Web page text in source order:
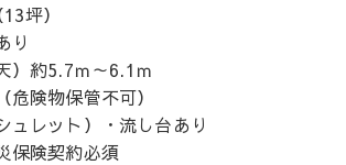
坪）
り
）約5.7ｍ～6.1ｍ
危険物保管不可）
ュレット）・流し台あり
保険契約必須